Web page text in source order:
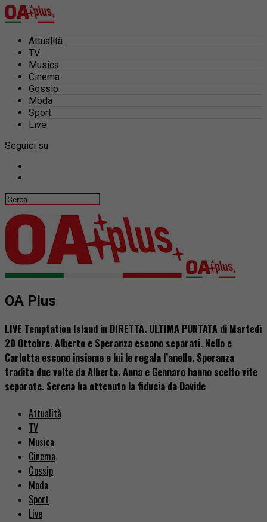
Attualità
TV
Musica
Cinema
Gossip
Moda
Sport
Live
Seguici su
OA Plus
LIVE Temptation Island in DIRETTA. ULTIMA PUNTATA di Martedì
20 Ottobre. Alberto e Speranza escono separati. Nello e
Carlotta escono insieme e lui le regala l’anello. Speranza
tradita due volte da Alberto. Anna e Gennaro hanno scelto vite
separate. Serena ha ottenuto la fiducia da Davide
Attualità
TV
Musica
Cinema
Gossip
Moda
Sport
Live